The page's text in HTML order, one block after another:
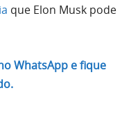
que Elon Musk pode
WhatsApp e fique